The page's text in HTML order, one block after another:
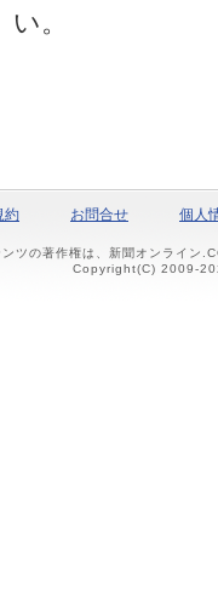
い。
約 お問合せ 個人
ツの著作権は、新聞オンライン
Copyright(C) 2009-